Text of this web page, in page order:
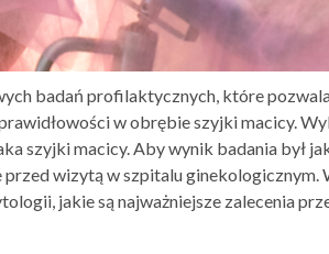
badań profilaktycznych, które
w obrębie szyjki macicy.
szyjki macicy. Aby wynik badania był
wizytą w szpitalu ginekologicznym.
jakie są najważniejsze zalecenia